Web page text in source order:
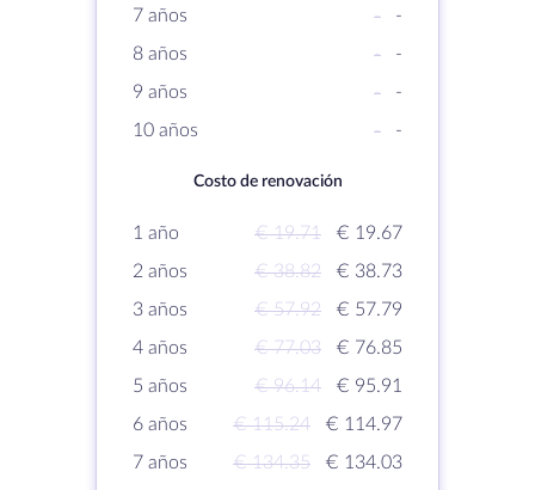
7 años
-
-
8 años
-
-
9 años
-
-
10 años
- -
Costo de renovación
1 año € 19.71
€ 19.67
2 años
€ 38.82
€ 38.73
3 años
€ 57.92
€ 57.79
4 años
€ 77.03
€ 76.85
5 años
€ 96.14
€ 95.91
6 años
€ 115.24
€ 114.97
7 años
€ 134.35
€ 134.03